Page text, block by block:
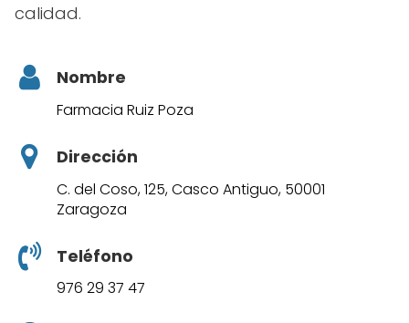
calidad.
Nombre
Farmacia Ruiz Poza
Dirección
C. del Coso, 125, Casco Antiguo, 50001
Zaragoza
Teléfono
976 29 37 47